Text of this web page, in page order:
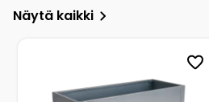
Näytä kaikki